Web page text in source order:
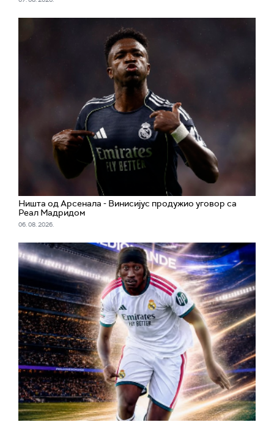
Ништа од Арсенала - Винисијус продужио уговор са
Реал Мадридом
06. 08. 2026.